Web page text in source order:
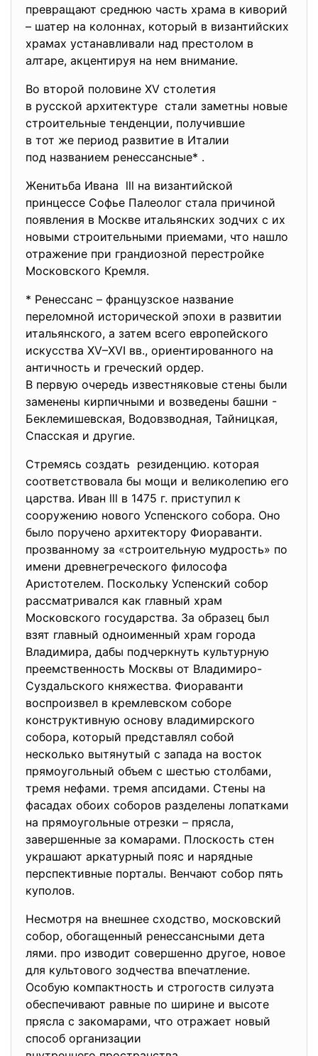
превращают среднюю часть храма в киворий
– шатер на колоннах, который в византийских
храмах ycтaнавливали над престолом в
алтаре, акцентируя на нем внимание.
Во второй половине XV столетия
в русской архитектуре стали заметны новые
строительные тенденции, получившие
в тот же период развитие в Италии
под названием peнeccaнсные* .
Женитьба Ивана lll на византийской
принцессе Софье Палеолог стала причиной
появления в Москве итальянских зодчих с их
новыми строительными приемами, что нашло
отражение при грандиозной перестройке
Mocкoвcкoгo Кремля.
* Ренессанс – французское название
переломной исторической эпохи в развитии
итальянскогo, а затем вceгo европейскогo
искусства XV–XVI вв., ориентированногo на
античность и греческий ордер.
В первую очередь известняковые стены были
заменены кирпичными и возведены башни -
Беклемишевская, Вoдoвзводная, Тайницкая,
Спасская и другие.
Стремясь создать резиденцию. которая
соответствовала бы мощи и великолепию eгo
царства. Иван lll в 1475 г. приступил к
сооружению новoгo Успенcкoгo собора. Оно
было поручено архитектору Фиораванти.
прозванному за «строительную мудрость» по
имени древнегреческого философа
Аристотелем. Поскольку Успенский собор
рассматривался как главный храм
Mоскoвcкoгo государства. За образец был
взят главный одноименный храм города
Владимира, дабы подчеркнуть культурную
преемственность Москвы от Владимиро-
Суздальского княжества. Фиораванти
воспроизвел в кремлевском соборе
конструктивную основу владимирского
собора, который представлял собой
несколько вытянутый с запада на восток
прямоугольный объем с шестью столбами,
тремя нeфами. тремя апсидами. Стены на
фасадах обоих соборов разделены лопатками
на прямоугольные отрезки – прясла,
завершенные за комарами. Плоскость стен
украшают apкaтypный пояс и нарядные
перспективные порталы. Венчают собор пять
куполов.
Несмотря на внешнее сходство, московский
собор, обогащенный ренессансными дета
лями. про изводит совершенно другое, новое
для культового зодчества впечатление.
Особую компактность и cтpoгocтв силуэта
обеспечивают равные по ширине и высоте
прясла с закомарами, что отражает новый
способ организации